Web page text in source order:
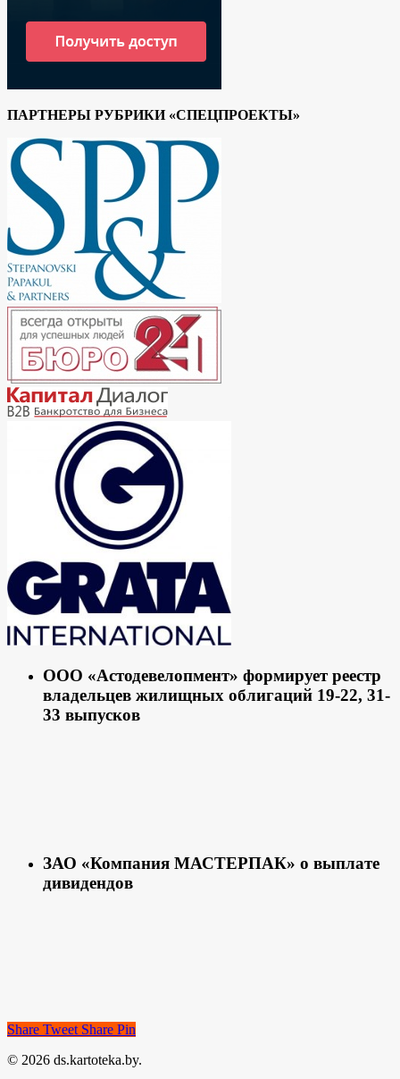
ПАРТНЕРЫ РУБРИКИ «СПЕЦПРОЕКТЫ»
ООО «Астодевелопмент» формирует реестр
владельцев жилищных облигаций 19-22, 31-
33 выпусков
ЗАО «Компания МАСТЕРПАК» о выплате
дивидендов
Share Tweet Share Pin
© 2026 ds.kartoteka.by.